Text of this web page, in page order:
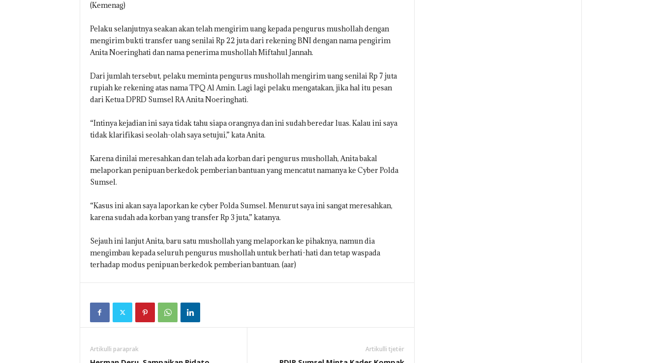
(Kemenag)
Pelaku selanjutnya seakan akan telah mengirim uang kepada pengurus mushollah dengan
mengirim bukti transfer uang senilai Rp 22 juta dari rekening BNI dengan nama pengirim
Anita Noeringhati dan nama penerima mushollah Miftahul Jannah.
Dari jumlah tersebut, pelaku meminta pengurus mushollah mengirim uang senilai Rp 7 juta
rupiah ke rekening atas nama TPQ Al Amin. Lagi lagi pelaku mengatakan, jika hal itu pesan
dari Ketua DPRD Sumsel RA Anita Noeringhati.
“Intinya kejadian ini saya tidak tahu siapa orangnya dan ini sudah beredar luas. Kalau ini saya
tidak klarifikasi seolah-olah saya setujui,” kata Anita.
Karena dinilai meresahkan dan telah ada korban dari pengurus mushollah, Anita bakal
melaporkan penipuan berkedok pemberian bantuan yang mencatut namanya ke Cyber Polda
Sumsel.
“Kasus ini akan saya laporkan ke cyber Polda Sumsel. Menurut saya ini sangat meresahkan,
karena sudah ada korban yang transfer Rp 3 juta,” katanya.
Sejauh ini lanjut Anita, baru satu mushollah yang melaporkan ke pihaknya, namun dia
mengimbau kepada seluruh pengurus mushollah untuk berhati-hati dan tetap waspada
terhadap modus penipuan berkedok pemberian bantuan. (aar)
Artikulli paraprak Artikulli tjetër